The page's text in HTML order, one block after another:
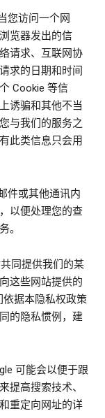
您访问一个网
览器发出的信
请求、互联网协
求的日期和时间
Cookie 等信
诱骗和其他不当
与我们的服务之
此类信息只会用
件或其他通讯内
以便处理您的查
。
同提供我们的某
这些网站提供的
据本隐私权政策
的隐私惯例，建
可能会以便于跟
提高搜索技术、
重定向网址的详